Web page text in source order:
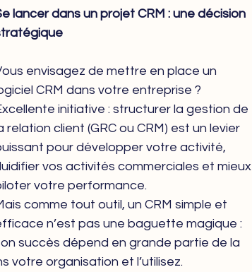
lancer dans un projet CRM : une décision
envisagez de mettre en place un
CRM dans votre entreprise ?
initiative : structurer la gestion de
relation client (GRC ou CRM) est un levier
pour développer votre activité,
vos activités commerciales et mieux
votre performance.
comme tout outil, un CRM simple et
n’est pas une baguette magique :
succès dépend en grande partie de la
votre organisation et l’utilisez.